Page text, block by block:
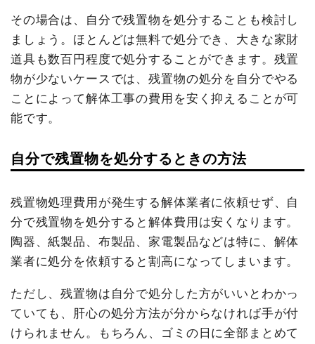
その場合は、自分で残置物を処分することも検討し
ましょう。ほとんどは無料で処分でき、大きな家財
道具も数百円程度で処分することができます。残置
物が少ないケースでは、残置物の処分を自分でやる
ことによって解体工事の費用を安く抑えることが可
能です。
自分で残置物を処分するときの方法
残置物処理費用が発生する解体業者に依頼せず、自
分で残置物を処分すると解体費用は安くなります。
陶器、紙製品、布製品、家電製品などは特に、解体
業者に処分を依頼すると割高になってしまいます。
ただし、残置物は自分で処分した方がいいとわかっ
ていても、肝心の処分方法が分からなければ手が付
けられません。もちろん、ゴミの日に全部まとめて